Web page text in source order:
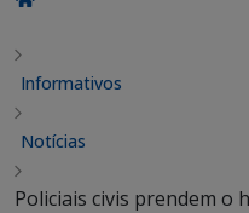
Informativos
Notícias
Policiais civis prendem o